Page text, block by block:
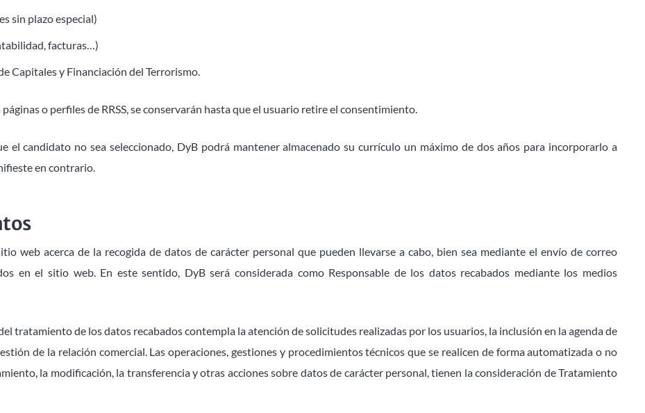
sin plazo especial)
facturas…)
Capitales y Financiación del Terrorismo.
o perfiles de RRSS, se conservarán hasta que el usuario retire el consentimiento.
el candidato no sea seleccionado, DyB podrá mantener almacenado su currículo un máximo de dos años para incorporarlo a
en contrario.
web acerca de la recogida de datos de carácter personal que pueden llevarse a cabo, bien sea mediante el envío de correo
en el sitio web. En este sentido, DyB será considerada como Responsable de los datos recabados mediante los medios
tratamiento de los datos recabados contempla la atención de solicitudes realizadas por los usuarios, la inclusión en la agenda de
de la relación comercial. Las operaciones, gestiones y procedimientos técnicos que se realicen de forma automatizada o no
la modificación, la transferencia y otras acciones sobre datos de carácter personal, tienen la consideración de Tratamiento